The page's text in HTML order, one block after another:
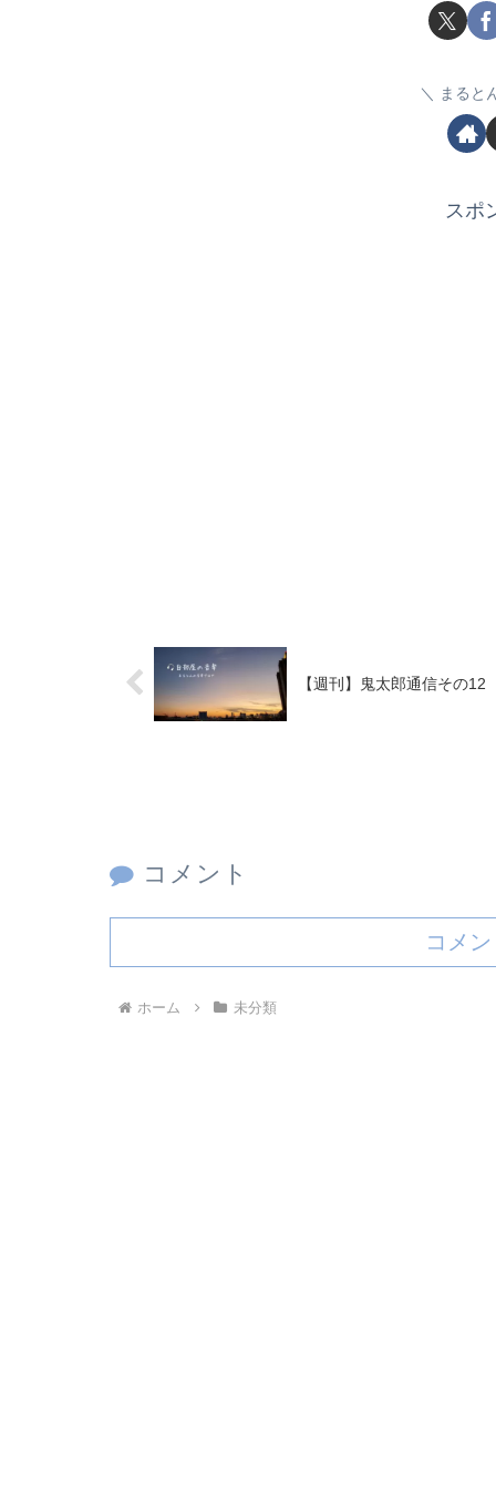
まると
スポ
【週刊】鬼太郎通信その12
コメント
コメ
ホーム 未分類